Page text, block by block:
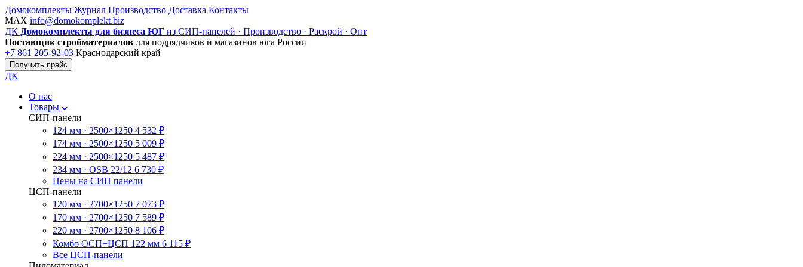
Домокомплекты Журнал Производство Доставка Контакты
MAX info@domokomplekt.biz
ДК Домокомплекты для бизнеса ЮГ из СИП-панелей · Производство · Раскрой · Опт
Поставщик стройматериалов для подрядчиков и магазинов юга России
+7 861 205-92-03 Краснодарский край
Получить прайс
ДК
О нас
Товары
СИП-панели
124 мм · 2500×1250 4 532 ₽
174 мм · 2500×1250 5 009 ₽
224 мм · 2500×1250 5 487 ₽
234 мм · OSB 22/12 6 730 ₽
Цены на СИП панели
ЦСП-панели
120 мм · 2700×1250 7 073 ₽
170 мм · 2700×1250 7 589 ₽
220 мм · 2700×1250 8 106 ₽
Комбо ОСП+ЦСП 122 мм 6 115 ₽
Все ЦСП-панели